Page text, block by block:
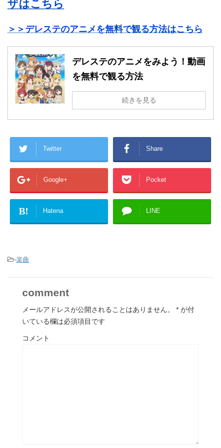
ザはこちら
＞＞デレステのアニメを無料で観る方法はこちら
デレステのアニメをみよう！動画
を無料で観る方法
続きを見る
Twitter Share
Google+ Pocket
B! Hatena LINE
-楽曲
comment
メールアドレスが公開されることはありません。 * が付
いている欄は必須項目です
コメント